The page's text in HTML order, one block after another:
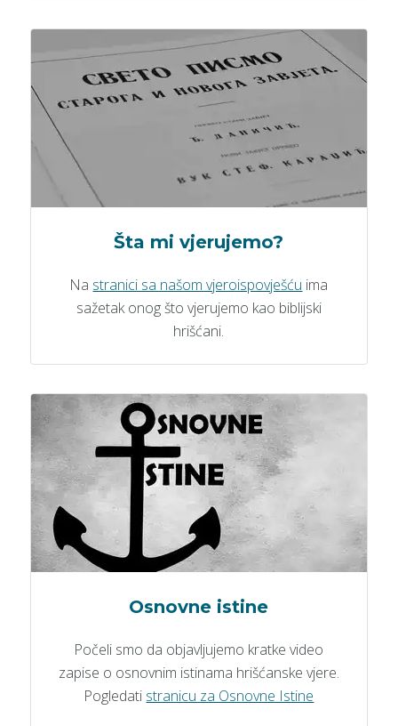
Šta mi vjerujemo?
Na stranici sa našom vjeroispovješću ima
sažetak onog što vjerujemo kao biblijski
hrišćani.
Osnovne istine
Počeli smo da objavljujemo kratke video
zapise o osnovnim istinama hrišćanske vjere.
Pogledati stranicu za Osnovne Istine